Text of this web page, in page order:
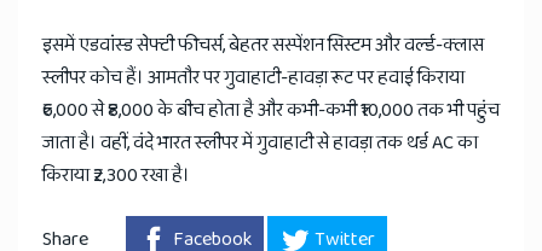
इसमें एडवांस्ड सेफ्टी फीचर्स, बेहतर सस्पेंशन सिस्टम और वर्ल्ड-क्लास
स्लीपर कोच हैं। आमतौर पर गुवाहाटी-हावड़ा रूट पर हवाई किराया
₹6,000 से ₹8,000 के बीच होता है और कभी-कभी ₹10,000 तक भी पहुंच
जाता है। वहीं, वंदे भारत स्लीपर में गुवाहाटी से हावड़ा तक थर्ड AC का
किराया ₹2,300 रखा है।
Share
Facebook
Twitter